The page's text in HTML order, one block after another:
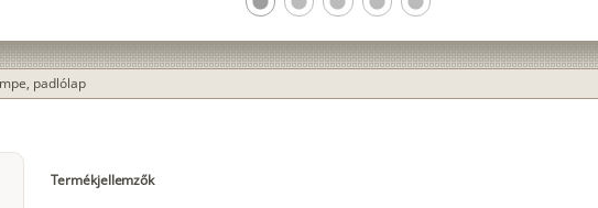
padlólap
Termékjellemzők